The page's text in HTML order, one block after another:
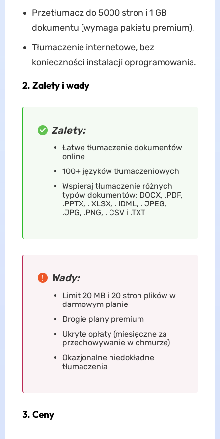
Przetłumacz do 5000 stron i 1 GB
dokumentu (wymaga pakietu premium).
Tłumaczenie internetowe, bez
konieczności instalacji oprogramowania.
2. Zalety i wady
Zalety:
Łatwe tłumaczenie dokumentów
online
100+ języków tłumaczeniowych
Wspieraj tłumaczenie różnych
typów dokumentów: DOCX, .PDF,
.PPTX, . XLSX, . IDML, . JPEG,
.JPG, .PNG, . CSV i .TXT
Wady:
Limit 20 MB i 20 stron plików w
darmowym planie
Drogie plany premium
Ukryte opłaty (miesięczne za
przechowywanie w chmurze)
Okazjonalne niedokładne
tłumaczenia
3. Ceny